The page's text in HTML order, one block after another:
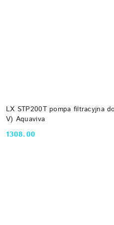
LX STP200T pompa filtracyjna
V) Aquaviva
Cena:
1308.00